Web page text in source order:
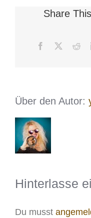
Share
Facebook
Über den Autor:
Hinterlasse
Du musst